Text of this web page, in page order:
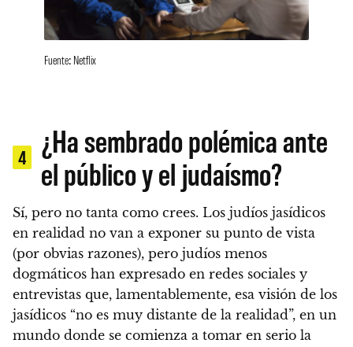
Fuente: Netflix
4
¿Ha sembrado polémica ante
el público y el judaísmo?
Sí, pero no tanta como crees. Los judíos jasídicos
en realidad no van a exponer su punto de vista
(por obvias razones), pero judíos menos
dogmáticos han expresado en redes sociales y
entrevistas que, lamentablemente, esa visión de los
jasídicos “no es muy distante de la realidad”, en un
mundo donde se comienza a tomar en serio la